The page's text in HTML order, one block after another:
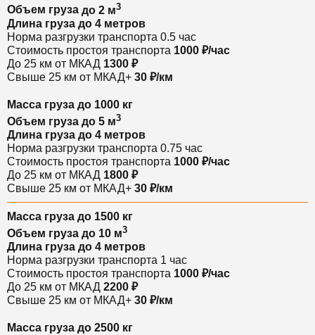
Объем груза до 2 м3
Длина груза до 4 метров
Норма разгрузки транспорта 0.5 час
Стоимость простоя транспорта 1000 ₽/час
До 25 км от МКАД 1300 ₽
Свыше 25 км от МКАД+ 30 ₽/км
Масса груза до 1000 кг
Объем груза до 5 м3
Длина груза до 4 метров
Норма разгрузки транспорта 0.75 час
Стоимость простоя транспорта 1000 ₽/час
До 25 км от МКАД 1800 ₽
Свыше 25 км от МКАД+ 30 ₽/км
Масса груза до 1500 кг
Объем груза до 10 м3
Длина груза до 4 метров
Норма разгрузки транспорта 1 час
Стоимость простоя транспорта 1000 ₽/час
До 25 км от МКАД 2200 ₽
Свыше 25 км от МКАД+ 30 ₽/км
Масса груза до 2500 кг